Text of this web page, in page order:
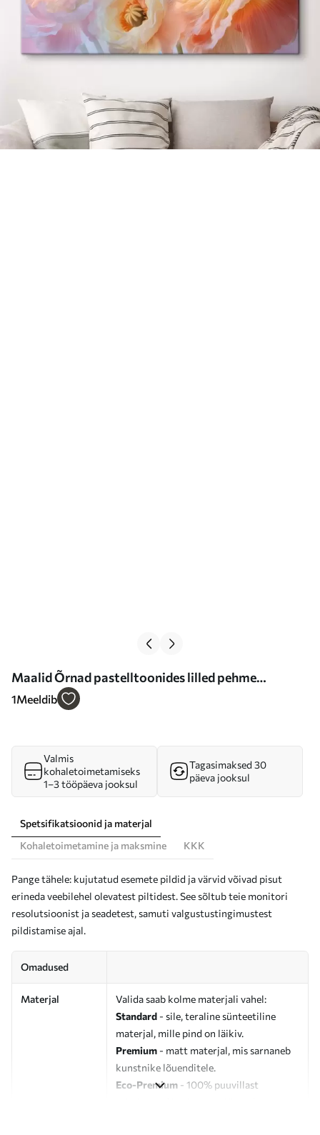
Maalid Õrnad pastelltoonides lilled pehme
valgustusega Nr s46160
1Meeldib
Valmis
kohaletoimetamiseks
1–3 tööpäeva jooksul
Tagasimaksed 30
päeva jooksul
Spetsifikatsioonid ja materjal
Kohaletoimetamine ja maksmine
KKK
Pange tähele: kujutatud esemete pildid ja värvid võivad pisut
erineda veebilehel olevatest piltidest. See sõltub teie monitori
resolutsioonist ja seadetest, samuti valgustustingimustest
pildistamise ajal.
Omadused
Materjal
Valida saab kolme materjali vahel:
Standard - sile, teraline sünteetiline
materjal, mille pind on läikiv.
Premium - matt materjal, mis sarnaneb
kunstnike lõuenditele.
Eco-Premium - 100% puuvillast